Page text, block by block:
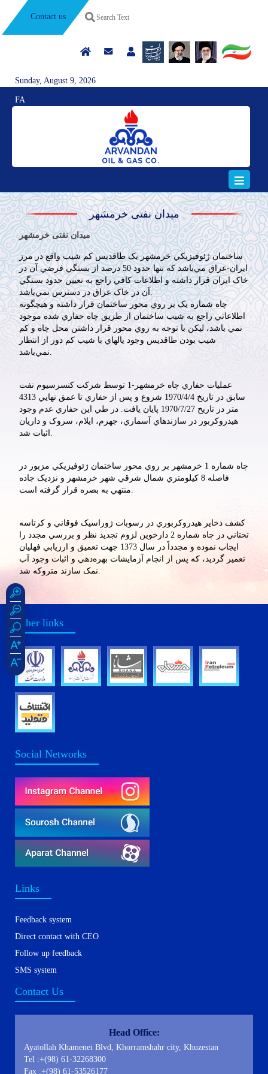
Contact us
Sunday, August 9, 2026
FA
میدان نفتی خرمشهر
میدان نفتی خرمشهر
ساختمان ژئوفيزيکي خرمشهر يک طاقديس کم شيب واقع در مرز
ايران-عراق مي‌باشد که تنها حدود 50 درصد از بستگي فرضي آن در
خاک ايران قرار داشته و اطلاعات کافي راجع به تعيين حدود بستگي
آن در خاک عراق در دسترس نمي‌باشد.
چاه شماره يک بر روي محور ساختمان قرار داشته و هيچگونه
اطلاعاتي راجع به شيب ساختمان از طريق چاه حفاري شده موجود
نمي باشد، ليکن با توجه به روي محور قرار داشتن محل چاه و کم
شيب بودن طاقديس وجود يالهاي با شيب کم دور از انتظار
نمي‌باشد.
عمليات حفاري چاه خرمشهر-1 توسط شرکت کنسرسيوم نفت
سابق در تاريخ 1970/4/4 شروع و پس از حفاري تا عمق نهايي 4313
متر در تاريخ 1970/7/27 پايان يافت. در طي اين حفاري عدم وجود
هيدروکربور در سازندهاي آسماري، جهرم، ايلام، سروک و داريان
اثبات شد.
چاه شماره 1 خرمشهر بر روي محور ساختمان ژئوفيزيکي مزبور در
فاصله 8 کيلومتري شمال شرقي شهر خرمشهر و نزديک جاده
منتهي به بصره قرار گرفته است.
کشف ذخاير هيدروکربوري در رسوبات ژوراسيک فوقاني و کرتاسه
تحتاني در چاه شماره 2 دارخوين لزوم تجديد نظر و بررسي مجدد را
ايجاب نموده و مجدداً در سال 1373 جهت تعميق و ارزيابي فهليان
تعمير گرديد، که پس از انجام آزمايشات بهره‌دهي و اثبات وجود آب
نمک سازند متروکه شد.
Other links
Social Networks
Links
Feedback system
Direct contact with CEO
Follow up feedback
SMS system
Contact Us
Head Office:
Ayatollah Khamenei Blvd, Khorramshahr city, Khuzestan
Tel :+(98) 61-32268300
Fax :+(98) 61-53526177